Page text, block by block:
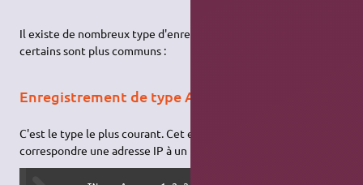
Il existe de nombreux type d'enregistrements
certains sont plus communs :
Enregistrement de type A (Address)
C'est le type le plus courant. Cet enregistrement fait
correspondre une adresse IP à un nom de machine.